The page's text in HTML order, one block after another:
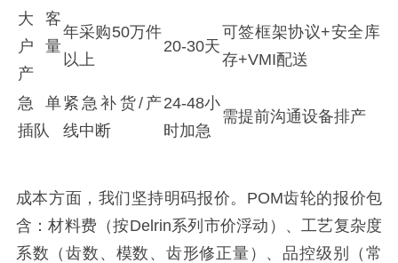
大客
户量
产
年采购50万件
以上
20-30天
可签框架协议+安全库
存+VMI配送
急单
插队
紧急补货/产
线中断
24-48小
时加急
需提前沟通设备排产
成本方面，我们坚持明码报价。POM齿轮的报价包
含：材料费（按Delrin系列市价浮动）、工艺复杂度
系数（齿数、模数、齿形修正量）、品控级别（常